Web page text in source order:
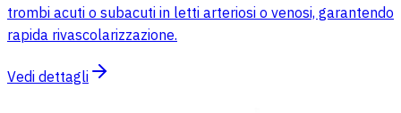
trombi acuti o subacuti in letti arteriosi o venosi, garantendo
rapida rivascolarizzazione.
Vedi dettagli